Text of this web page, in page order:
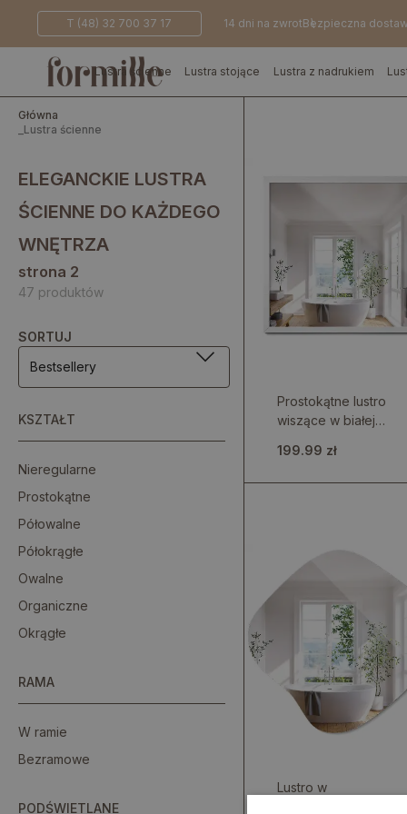
T (48) 32 700 37 17 14 dni na zwrotBezpieczna
Lustra ścienne Lustra stojące Lustra z nadrukiem
Główna
Lustra ścienne
ELEGANCKIE LUSTRA
ŚCIENNE DO KAŻDEGO
WNĘTRZA
strona 2
47 produktów
SORTUJ
Bestsellery
KSZTAŁT
Nieregularne
Prostokątne
Półowalne
Półokrągłe
Owalne
Organiczne
Okrągłe
RAMA
W ramie
Bezramowe
PODŚWIETLANE
Prostokątne lustro
wiszące w białej
199.99 zł
Lustro w